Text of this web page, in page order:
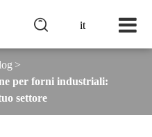
it

per forni industriali:
settore